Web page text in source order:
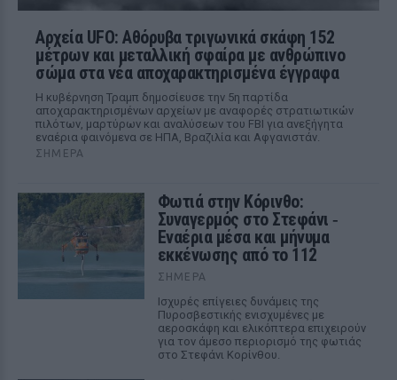
Αρχεία UFO: Αθόρυβα τριγωνικά σκάφη 152
μέτρων και μεταλλική σφαίρα με ανθρώπινο
σώμα στα νέα αποχαρακτηρισμένα έγγραφα
Η κυβέρνηση Τραμπ δημοσίευσε την 5η παρτίδα
αποχαρακτηρισμένων αρχείων με αναφορές στρατιωτικών
πιλότων, μαρτύρων και αναλύσεων του FBI για ανεξήγητα
εναέρια φαινόμενα σε ΗΠΑ, Βραζιλία και Αφγανιστάν.
ΣΉΜΕΡΑ
Φωτιά στην Κόρινθο:
Συναγερμός στο Στεφάνι ‑
Εναέρια μέσα και μήνυμα
εκκένωσης από το 112
ΣΉΜΕΡΑ
Ισχυρές επίγειες δυνάμεις της
Πυροσβεστικής ενισχυμένες με
αεροσκάφη και ελικόπτερα επιχειρούν
για τον άμεσο περιορισμό της φωτιάς
στο Στεφάνι Κορίνθου.